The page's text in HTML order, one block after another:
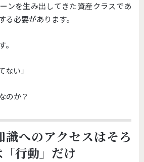
ンを生み出してきた資産クラスであ
る必要があります。
ない」
のか？
識へのアクセスはそろ
行動」だけ